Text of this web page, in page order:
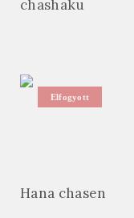
chashaku
Elfogyott
Hana chasen